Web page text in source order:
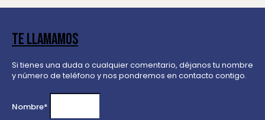
Te llamamos
Si tienes una duda o cualquier comentario, déjanos tu nombre
y número de teléfono y nos pondremos en contacto contigo.
Nombre*